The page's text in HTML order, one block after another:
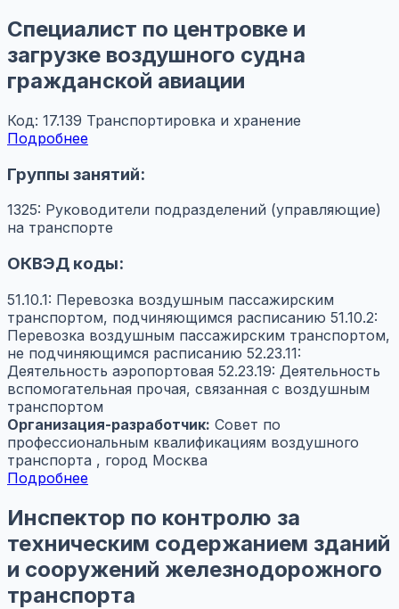
Специалист по центровке и
загрузке воздушного судна
гражданской авиации
Код: 17.139 Транспортировка и хранение
Подробнее
Группы занятий:
1325: Руководители подразделений (управляющие)
на транспорте
ОКВЭД коды:
51.10.1: Перевозка воздушным пассажирским
транспортом, подчиняющимся расписанию 51.10.2:
Перевозка воздушным пассажирским транспортом,
не подчиняющимся расписанию 52.23.11:
Деятельность аэропортовая 52.23.19: Деятельность
вспомогательная прочая, связанная с воздушным
транспортом
Организация-разработчик: Совет по
профессиональным квалификациям воздушного
транспорта , город Москва
Подробнее
Инспектор по контролю за
техническим содержанием зданий
и сооружений железнодорожного
транспорта